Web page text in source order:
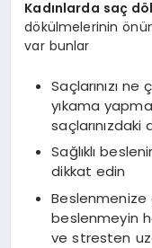
Kadınlarda saç
dökülmelerinin
var bunlar
Saçlarınızı
yıkama
Sağlıklı
dikkat edin
beslenmeyin
ve stresten